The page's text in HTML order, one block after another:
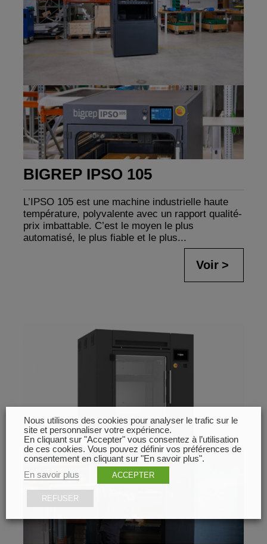
BIGREP IPSO 105
L’IPSO 105 est une machine industrielle haute
température, polyvalente avec un rapport qualité-
prix imbattable. C’est le moyen le plus
automatisé, le plus fiable et le plus...
Voir
Nous utilisons des cookies pour analyser le trafic sur le
site et personnaliser votre expérience.
En cliquant sur "Accepter" vous consentez à l’utilisation
de ces cookies. Vous pouvez définir vos préférences de
consentement en cliquant sur "En savoir plus".
En savoir plus
ACCEPTER
REFUSER